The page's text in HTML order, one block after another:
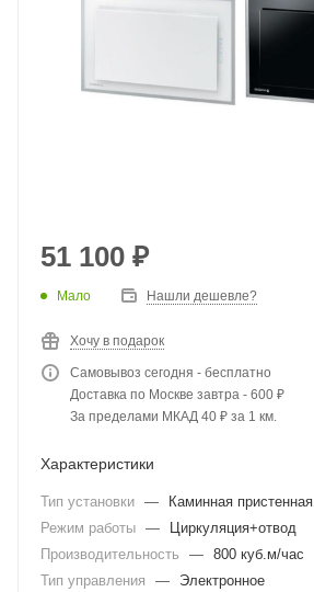
51 100 ₽
Мало Нашли дешевле?
Хочу в подарок
Самовывоз сегодня - бесплатно
Доставка по Москве завтра - 600 ₽
За пределами МКАД 40 ₽ за 1 км.
Характеристики
Тип установки —
Каминная пристенная
Режим работы —
Циркуляция+отвод
Производительность
— 800 куб.м/час
Тип управления
—
Электронное